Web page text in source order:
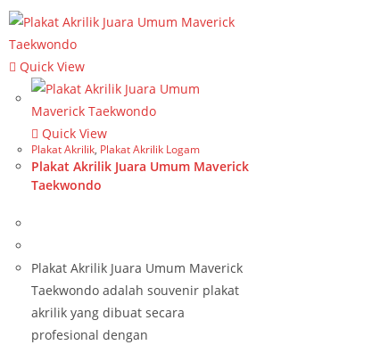
Quick View
Quick View
Plakat Akrilik, Plakat Akrilik Logam
Plakat Akrilik Juara Umum Maverick
Taekwondo
Plakat Akrilik Juara Umum Maverick
Taekwondo adalah souvenir plakat
akrilik yang dibuat secara
profesional dengan